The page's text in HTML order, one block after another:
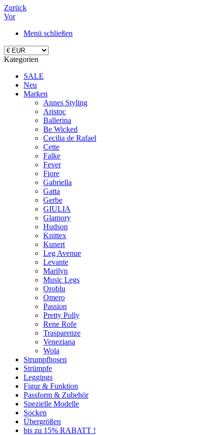
Zurück
Vor
Menü schließen
Kategorien
SALE
Neu
Marken
Annes Styling
Aristoc
Ballerina
Be Wicked
Cecilia de Rafael
Cette
Falke
Fever
Fiore
Gabriella
Gatta
Gerbe
GIULIA
Glamory
Hudson
Knittex
Kunert
Leg Avenue
Levante
Marilyn
Music Legs
Oroblu
Omero
Passion
Pretty Polly
Rene Rofe
Trasparenze
Veneziana
Wola
Strumpfhosen
Strümpfe
Leggings
Figur & Funktion
Passform & Zubehör
Spezielle Modelle
Socken
Übergrößen
bis zu 15% RABATT !